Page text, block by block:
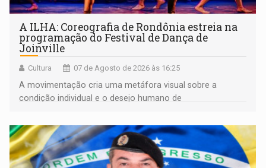
A ILHA: Coreografia de Rondônia estreia na
programação do Festival de Dança de
Joinville
Cultura 07 de Agosto de 2026 às 16:25
A movimentação cria uma metáfora visual sobre a
condição individual e o desejo humano de